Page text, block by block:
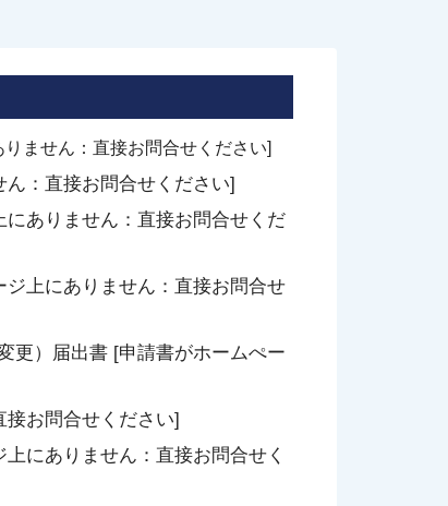
ません：直接お問合せください]
：直接お問合せください]
ありません：直接お問合せくだ
上にありません：直接お問合せ
更）届出書 [申請書がホームぺー
お問合せください]
にありません：直接お問合せく